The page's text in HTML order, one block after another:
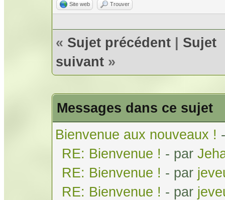
Site web Trouver
« Sujet précédent | Sujet
suivant »
Messages dans ce sujet
Bienvenue aux nouveaux !
RE: Bienvenue ! - par
RE: Bienvenue ! - par
RE: Bienvenue ! - par